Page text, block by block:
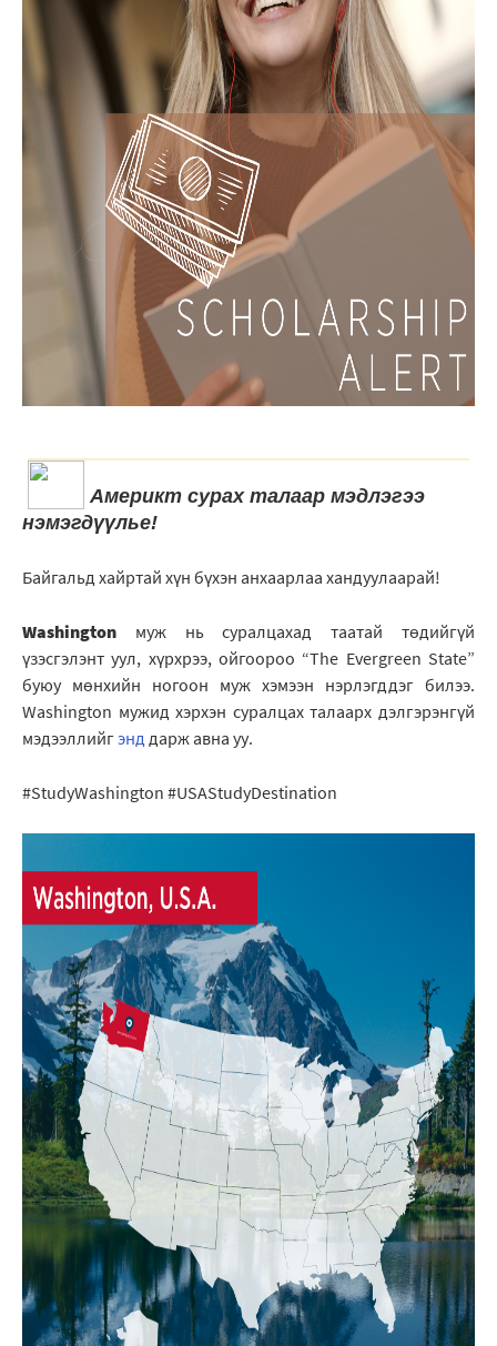
Америкт сурах талаар мэдлэгээ
нэмэгдүүлье!
Байгальд хайртай хүн бүхэн анхаарлаа хандуулаарай!
Washington муж нь суралцахад таатай төдийгүй
үзэсгэлэнт уул, хүрхрээ, ойгоороо “The Evergreen State”
буюу мөнхийн ногоон муж хэмээн нэрлэгддэг билээ.
Washington мужид хэрхэн суралцах талаарх дэлгэрэнгүй
мэдээллийгэнддарж авна уу.
#StudyWashington #USAStudyDestination